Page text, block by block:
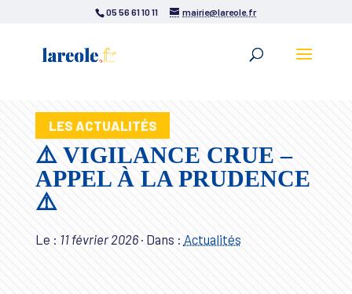
05 56 61 10 11 mairie@lareole.fr
LES ACTUALITÉS
⚠️ VIGILANCE CRUE –
APPEL À LA PRUDENCE
⚠️
Le : 11 février 2026· Dans : Actualités